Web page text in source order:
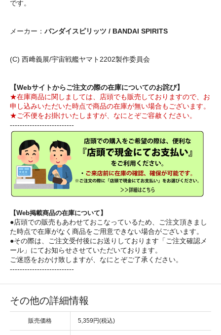
です。
メーカー： バンダイスピリッツ / BANDAI SPIRITS
(C) 西﨑義展/宇宙戦艦ヤマト2202製作委員会
【Webサイトからご注文の際の在庫についてのお詫び】
★在庫商品に関しましては、店頭でも販売しておりますので、お
申し込みいただいた時点で商品の在庫が無い場合もございます。
★ご不便をお掛けいたしますが、なにとぞご容赦ください。
--------------------------
【Web掲載商品の在庫について】
●店頭での販売もあわせておこなっているため、ご注文頂きまし
た時点で在庫がなく商品をご用意できない場合がございます。
●その際は、ご注文受付後にお送りしております「ご注文確認メ
ール」にてお知らせさせていただいております。
ご迷惑をおかけ致しますが、なにとぞご了承ください。
--------------------------
その他の詳細情報
販売価格 5,359円(税込)